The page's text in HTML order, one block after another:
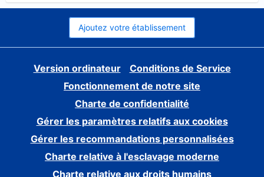
Ajoutez votre établissement
Version ordinateur
Conditions de Service
Fonctionnement de notre site
Charte de confidentialité
Gérer les paramètres relatifs aux cookies
Gérer les recommandations personnalisées
Charte relative à l'esclavage moderne
Charte relative aux droits humains